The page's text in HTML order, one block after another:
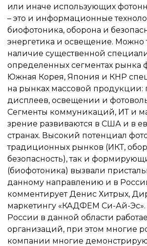
или иначе использующих
– это и информационные
биофотоника, оборона и
энергетика и освещение. Можно
наличие существенной
определенных сегментах рынка
Южная Корея, Япония и КНР
на рынках массовой продукции:
дисплеев, освещении и
Сегменты коммуникаций, ИТ и
зрение развиваются в США и в
странах. Высокий потенциал
традиционных рынков (ИКТ,
безопасность), так и
(биофотоника) вызвали
данному направлению и в
комментирует Денис Хитрых,
маркетингу «КАДФЕМ Си-Ай-Эс».
России в данной области
организаций, при этом многие
компании многие